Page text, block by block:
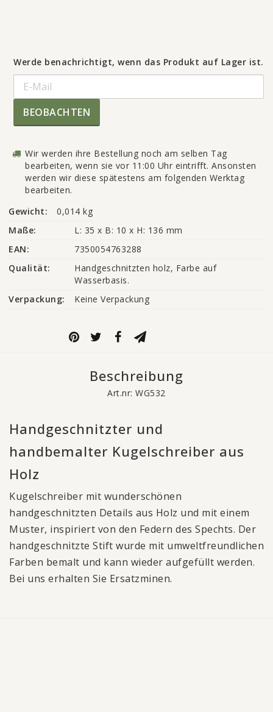
Werde benachrichtigt, wenn das Produkt auf Lager ist.
BEOBACHTEN
Wir werden ihre Bestellung noch am selben Tag
bearbeiten, wenn sie vor 11:00 Uhr eintrifft. Ansonsten
werden wir diese spätestens am folgenden Werktag
bearbeiten.
Gewicht:
0,014 kg
Maße:
L: 35 x B: 10 x H: 136 mm
EAN:
7350054763288
Qualität:
Handgeschnitzten holz, Farbe auf
Wasserbasis.
Verpackung:
Keine Verpackung
Beschreibung
Art.nr: WG532
Handgeschnitzter und
handbemalter Kugelschreiber aus
Holz
Kugelschreiber mit wunderschönen
handgeschnitzten Details aus Holz und mit einem
Muster, inspiriert von den Federn des Spechts. Der
handgeschnitzte Stift wurde mit umweltfreundlichen
Farben bemalt und kann wieder aufgefüllt werden.
Bei uns erhalten Sie Ersatzminen.